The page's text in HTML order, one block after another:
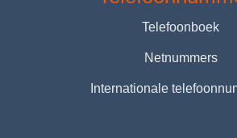
Telefoonboek
Netnummers
Internationale